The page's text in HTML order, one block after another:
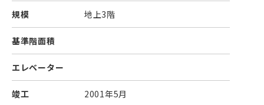
規模 地上3階
基準階面積
エレベーター
竣工 2001年5月